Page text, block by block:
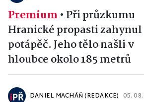
Premium • Při průzkumu
Hranické propasti zahynul
potápěč. Jeho tělo našli v
hloubce okolo 185 metrů
DANIEL MACHÁŇ (REDAKCE) 05.